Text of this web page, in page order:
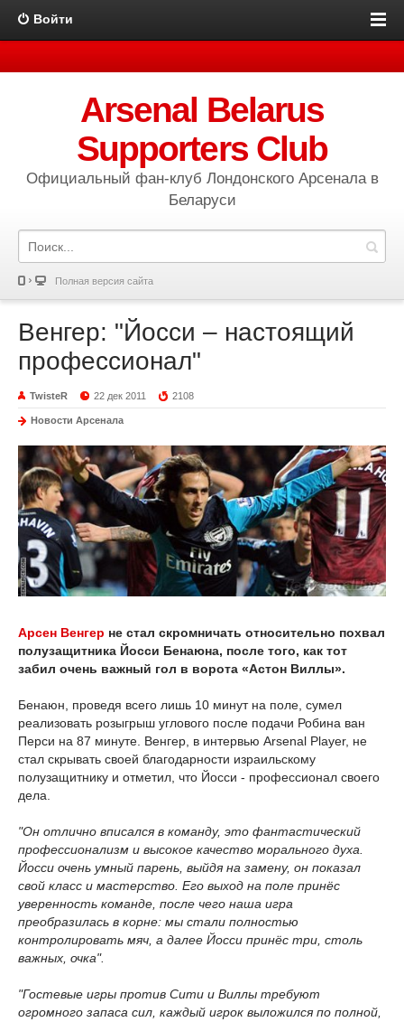
Войти
Arsenal Belarus
Supporters Club
Официальный фан-клуб Лондонского Арсенала в
Беларуси
Полная версия сайта
Венгер: "Йосси – настоящий
профессионал"
TwisteR 22 дек 2011 2108
Новости Арсенала
Арсен Венгер не стал скромничать относительно похвал
полузащитника Йосси Бенаюна, после того, как тот
забил очень важный гол в ворота «Астон Виллы».
Бенаюн, проведя всего лишь 10 минут на поле, сумел
реализовать розыгрыш углового после подачи Робина ван
Перси на 87 минуте. Венгер, в интервью Arsenal Player, не
стал скрывать своей благодарности израильскому
полузащитнику и отметил, что Йосси - профессионал своего
дела.
"Он отлично вписался в команду, это фантастический
профессионализм и высокое качество морального духа.
Йосси очень умный парень, выйдя на замену, он показал
свой класс и мастерство. Его выход на поле принёс
уверенность команде, после чего наша игра
преобразилась в корне: мы стали полностью
контролировать мяч, а далее Йосси принёс три, столь
важных, очка".
"Гостевые игры против Сити и Виллы требуют
огромного запаса сил, каждый игрок выложился по полной,